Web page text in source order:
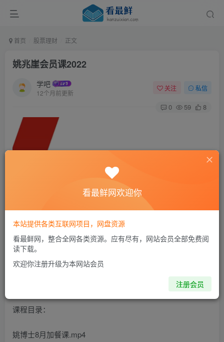
首页 股票理财 正文
姚兆崖会员课2022
学吧
12个月前更新
关注 私信
0 59 8
课程目录：
姚博士8月加餐课.mp4
看最鲜网欢迎你
本站提供各类互联网项目，网盘资源
看最鲜网，整合全网各类资源。应有尽有，网站会员全部免费阅
读下载。
欢迎你注册升级为本网站会员
注册会员